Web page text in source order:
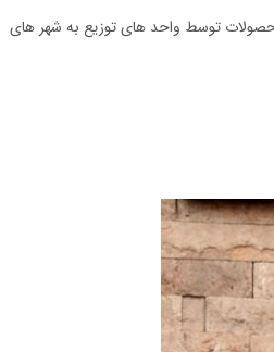
توسط واحد های توزیع به شهر های